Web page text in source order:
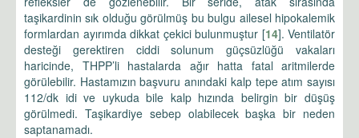
taşikardinin sık olduğu görülmüş bu bulgu ailesel hipokalemik
formlardan ayırımda dikkat çekici bulunmuştur [14]. Ventilatör
desteği gerektiren ciddi solunum güçsüzlüğü vakaları
haricinde, THPP’li hastalarda ağır hatta fatal aritmilerde
görülebilir. Hastamızın başvuru anındaki kalp tepe atım sayısı
112/dk idi ve uykuda bile kalp hızında belirgin bir düşüş
görülmedi. Taşikardiye sebep olabilecek başka bir neden
saptanamadı.